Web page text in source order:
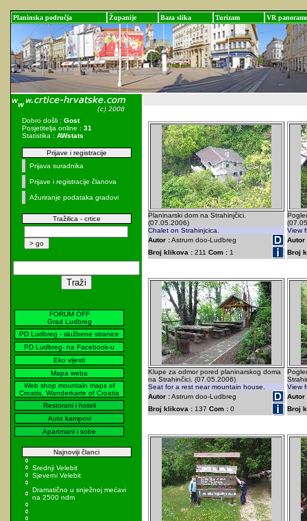
Planinska područja Županije Baza slika Turizam VR panorame
Dobro došli : Gost
Posjetitelja online : 31
Statistika : AWstats
Prijave i registracije
Prijava suradnika
Prijave i registracije članova
Ažuriranje podataka gradovi
Tražilica - crtice
FORUM OFF
Grad Ludbreg
PD Ludbreg - službene stranice
PD Ludbreg- na Facebook-u
Eko vijesti
Mapa weba
Web shop mountain maps of
Croatia, Wanderkarte of Croatia
Restorani i hoteli
Auto kampovi
Apartmani i sobe
Najnoviji članci
Srednji Velebit
Sjeverni Velebit
Dramatično u snježnoj mećavi
na 2500 ndm
Planinarski dom na Strahinjčici.
(07.05.2006)
Chalet on Strahinjcica.
Autor :Astrum doo-Ludbreg
Broj klikova : 211 Com : 1
View
Autor
Broj
Klupe za odmor pored planinarskog doma
na Strahinčici. (07.05.2006)
Seat for a rest near mountain house.
Autor :Astrum doo-Ludbreg
Broj klikova : 137 Com : 0
View
Autor
Broj